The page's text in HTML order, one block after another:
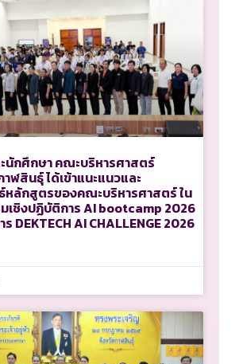
นักศึกษา คณะบริหารศาสตร์
ฬสินธุ์ ได้เข้าแนะแนวและ
หลักสูตรของคณะบริหารศาสตร์ ใน
เชิงปฏิบัติการ AI bootcamp 2026
ร DEKTECH AI CHALLENGE 2026